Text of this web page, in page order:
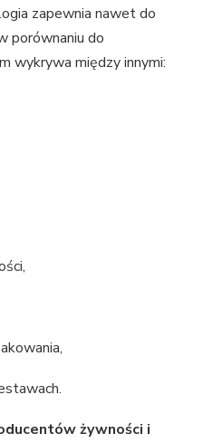
zapewnia nawet do
porównaniu do
wykrywa między innymi:
żywności i